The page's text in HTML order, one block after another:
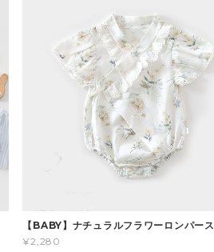
【BABY】ナチュラルフラワーロンパース
¥2,280